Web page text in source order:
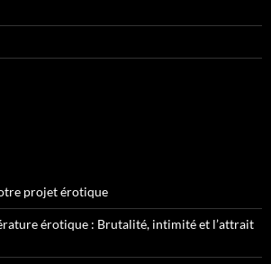
projet érotique
érotique : Brutalité, intimité et l’attrait